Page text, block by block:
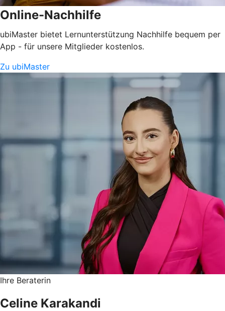
Online-Nachhilfe
ubiMaster bietet Lernunterstützung Nachhilfe bequem per
App - für unsere Mitglieder kostenlos.
Zu ubiMaster
Ihre Beraterin
Celine Karakandi